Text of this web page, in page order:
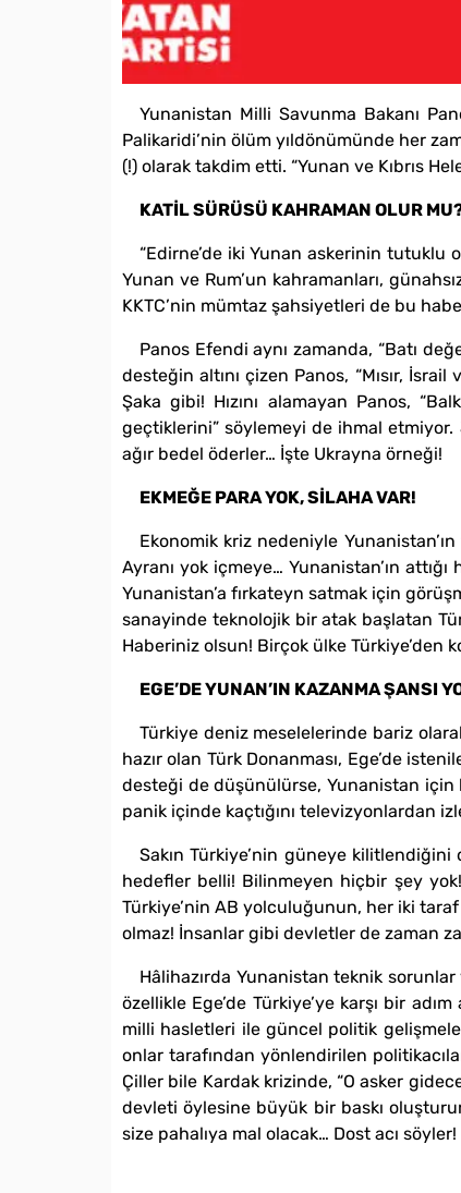
Yunanistan Milli Savunma Bakanı
Palikaridi’nin ölüm yıldönümünde her
(!) olarak takdim etti. “Yunan ve Kıbrıs
KATİL SÜRÜSÜ KAHRAMAN OLUR
“Edirne’de iki Yunan askerinin tutuklu
Yunan ve Rum’un kahramanları,
KKTC’nin mümtaz şahsiyetleri de bu
Panos Efendi aynı zamanda, “Batı
desteğin altını çizen Panos, “Mısır,
Şaka gibi! Hızını alamayan Panos,
geçtiklerini” söylemeyi de ihmal etmiyor.
ağır bedel öderler… İşte Ukrayna örneği!
EKMEĞE PARA YOK, SİLAHA VAR!
Ekonomik kriz nedeniyle
Ayranı yok içmeye… Yunanistan’ın
Yunanistan’a fırkateyn satmak için
sanayinde teknolojik bir atak başlatan
Haberiniz olsun! Birçok ülke Türkiye’den
EGE’DE YUNAN’IN KAZANMA ŞANSI
Türkiye deniz meselelerinde bariz
hazır olan Türk Donanması, Ege’de
desteği de düşünülürse, Yunanistan için
panik içinde kaçtığını televizyonlardan
Sakın Türkiye’nin güneye
hedefler belli! Bilinmeyen hiçbir şey
Türkiye’nin AB yolculuğunun, her iki
olmaz! İnsanlar gibi devletler de zaman
Hâlihazırda Yunanistan teknik
özellikle Ege’de Türkiye’ye karşı bir
milli hasletleri ile güncel politik
onlar tarafından yönlendirilen
Çiller bile Kardak krizinde, “O asker
devleti öylesine büyük bir baskı
size pahalıya mal olacak… Dost acı söyler!